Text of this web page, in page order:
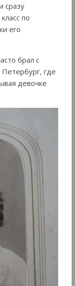
сразу
по
его
брал с
где
девочке